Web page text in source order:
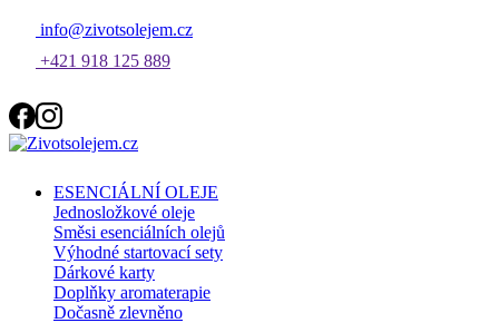
info@zivotsolejem.cz
+421 918 125 889
ESENCIÁLNÍ OLEJE
Jednosložkové oleje
Směsi esenciálních olejů
Výhodné startovací sety
Dárkové karty
Doplňky aromaterapie
Dočasně zlevněno